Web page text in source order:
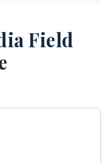
Field